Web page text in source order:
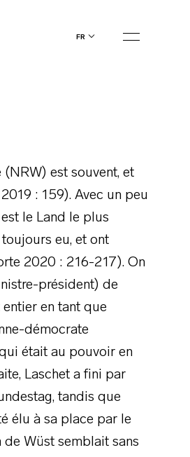
fr
est souvent, et
: 159). Avec un peu
le Land le plus
eu, et ont
2020 : 216-217). On
président) de
en tant que
démocrate
était au pouvoir en
Laschet a fini par
tandis que
élu à sa place par le
de Wüst semblait sans